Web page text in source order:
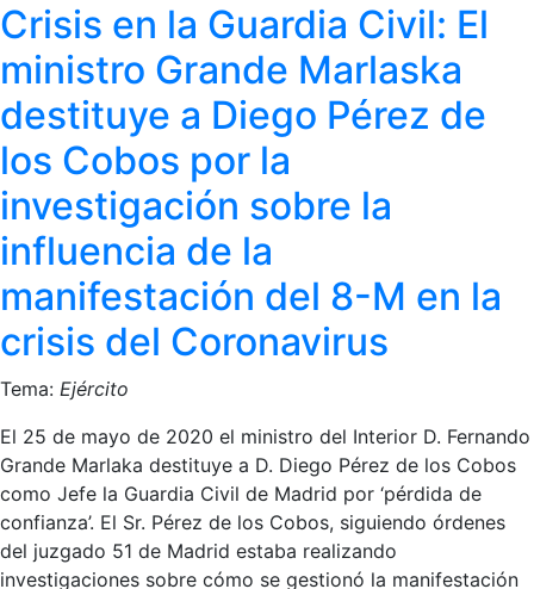
Crisis en la Guardia Civil: El
ministro Grande Marlaska
destituye a Diego Pérez de
los Cobos por la
investigación sobre la
influencia de la
manifestación del 8-M en la
crisis del Coronavirus
Tema: Ejército
El 25 de mayo de 2020 el ministro del Interior D. Fernando
Grande Marlaka destituye a D. Diego Pérez de los Cobos
como Jefe la Guardia Civil de Madrid por ‘pérdida de
confianza’. El Sr. Pérez de los Cobos, siguiendo órdenes
del juzgado 51 de Madrid estaba realizando
investigaciones sobre cómo se gestionó la manifestación